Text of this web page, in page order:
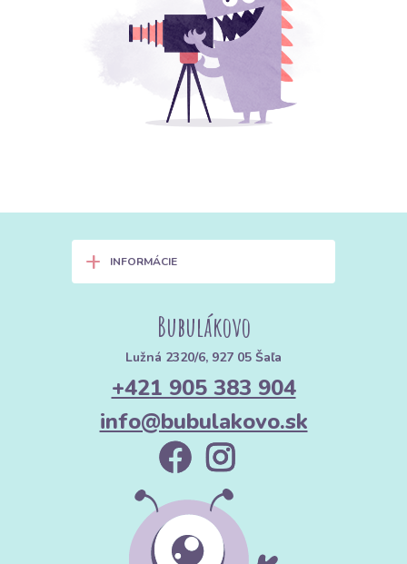
+ INFORMÁCIE
Bubulákovo
Lužná 2320/6, 927 05 Šaľa
+421 905 383 904
info@bubulakovo.sk